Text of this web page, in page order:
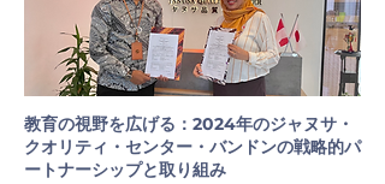
教育の視野を広げる：2024年のジャヌサ・
クオリティ・センター・バンドンの戦略的パ
ートナーシップと取り組み